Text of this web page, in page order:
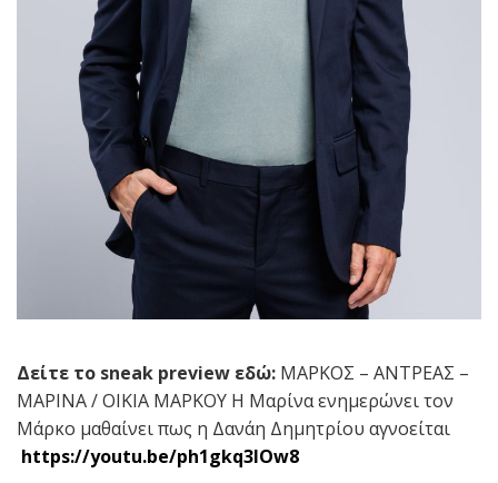
Δείτε το sneak preview εδώ: ΜΑΡΚΟΣ – ΑΝΤΡΕΑΣ –
ΜΑΡΙΝΑ / ΟΙΚΙΑ ΜΑΡΚΟΥ Η Μαρίνα ενημερώνει τον
Μάρκο μαθαίνει πως η Δανάη Δημητρίου αγνοείται
https://youtu.be/ph1gkq3lOw8